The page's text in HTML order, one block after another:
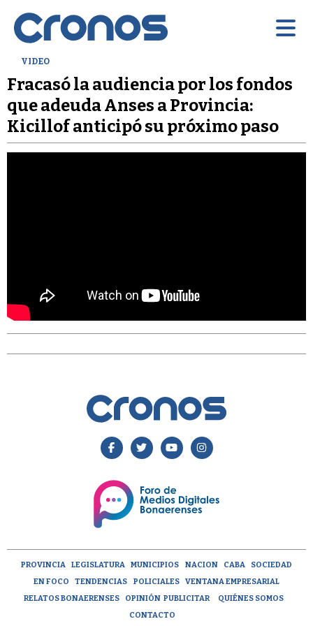
VIDEO
Fracasó la audiencia por los fondos
que adeuda Anses a Provincia:
Kicillof anticipó su próximo paso
PROVINCIA LEGISLATURA MUNICIPIOS NACION CABA
SOCIEDAD
EN FOCO
TENDENCIAS POLICIALES
VENTANA EMPRESARIAL
RELATOS BONAERENSES
OPINIÓN PUBLICITAR
QUIÉNES SOMOS
CONTACTO